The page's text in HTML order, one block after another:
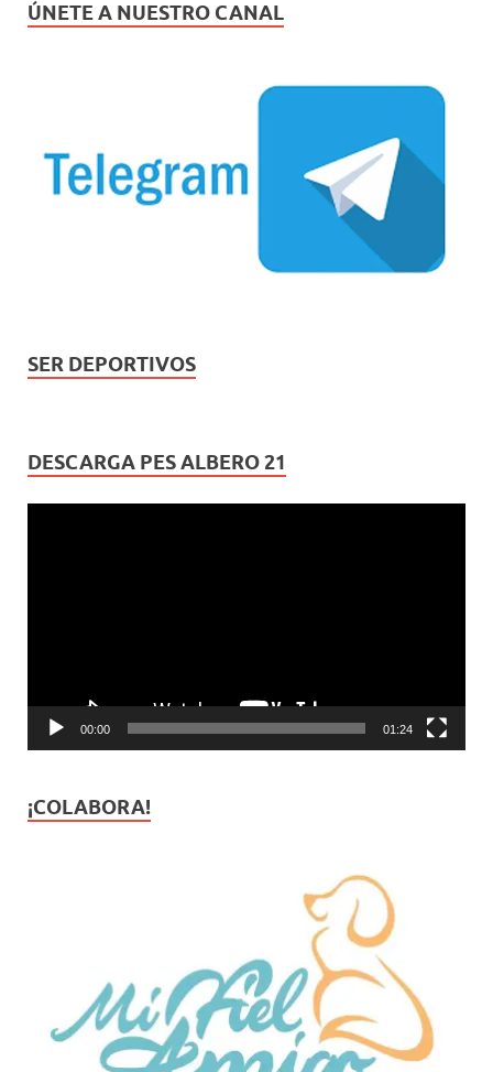
ÚNETE A NUESTRO CANAL
SER DEPORTIVOS
DESCARGA PES ALBERO 21
00:00 01:24
¡COLABORA!